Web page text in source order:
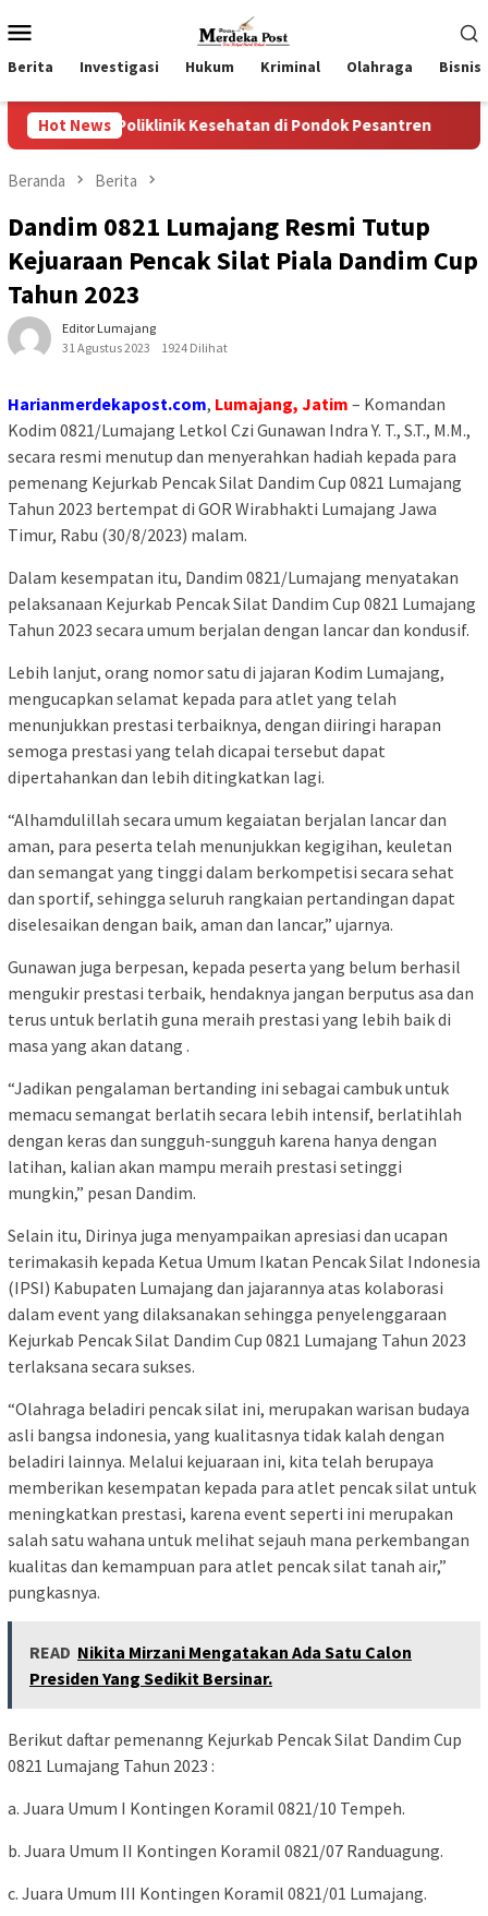
ke
kontenMobile
Berita Investigasi Hukum Kriminal Olahraga Bisnis
Hot News
Kesehatan di Pondok Pesantren Wakil Ketua II
Beranda Berita
Dandim 0821 Lumajang Resmi Tutup
Kejuaraan Pencak Silat Piala Dandim Cup
Tahun 2023
Editor Lumajang
31 Agustus 2023
1924 Dilihat
Harianmerdekapost.com, Lumajang, Jatim – Komandan
Kodim 0821/Lumajang Letkol Czi Gunawan Indra Y. T., S.T., M.M.,
secara resmi menutup dan menyerahkan hadiah kepada para
pemenang Kejurkab Pencak Silat Dandim Cup 0821 Lumajang
Tahun 2023 bertempat di GOR Wirabhakti Lumajang Jawa
Timur, Rabu (30/8/2023) malam.
Dalam kesempatan itu, Dandim 0821/Lumajang menyatakan
pelaksanaan Kejurkab Pencak Silat Dandim Cup 0821 Lumajang
Tahun 2023 secara umum berjalan dengan lancar dan kondusif.
Lebih lanjut, orang nomor satu di jajaran Kodim Lumajang,
mengucapkan selamat kepada para atlet yang telah
menunjukkan prestasi terbaiknya, dengan diiringi harapan
semoga prestasi yang telah dicapai tersebut dapat
dipertahankan dan lebih ditingkatkan lagi.
“Alhamdulillah secara umum kegaiatan berjalan lancar dan
aman, para peserta telah menunjukkan kegigihan, keuletan
dan semangat yang tinggi dalam berkompetisi secara sehat
dan sportif, sehingga seluruh rangkaian pertandingan dapat
diselesaikan dengan baik, aman dan lancar,” ujarnya.
Gunawan juga berpesan, kepada peserta yang belum berhasil
mengukir prestasi terbaik, hendaknya jangan berputus asa dan
terus untuk berlatih guna meraih prestasi yang lebih baik di
masa yang akan datang .
“Jadikan pengalaman bertanding ini sebagai cambuk untuk
memacu semangat berlatih secara lebih intensif, berlatihlah
dengan keras dan sungguh-sungguh karena hanya dengan
latihan, kalian akan mampu meraih prestasi setinggi
mungkin,” pesan Dandim.
Selain itu, Dirinya juga menyampaikan apresiasi dan ucapan
terimakasih kepada Ketua Umum Ikatan Pencak Silat Indonesia
(IPSI) Kabupaten Lumajang dan jajarannya atas kolaborasi
dalam event yang dilaksanakan sehingga penyelenggaraan
Kejurkab Pencak Silat Dandim Cup 0821 Lumajang Tahun 2023
terlaksana secara sukses.
“Olahraga beladiri pencak silat ini, merupakan warisan budaya
asli bangsa indonesia, yang kualitasnya tidak kalah dengan
beladiri lainnya. Melalui kejuaraan ini, kita telah berupaya
memberikan kesempatan kepada para atlet pencak silat untuk
meningkatkan prestasi, karena event seperti ini merupakan
salah satu wahana untuk melihat sejauh mana perkembangan
kualitas dan kemampuan para atlet pencak silat tanah air,”
pungkasnya.
READ Nikita Mirzani Mengatakan Ada Satu Calon
Presiden Yang Sedikit Bersinar.
Berikut daftar pemenanng Kejurkab Pencak Silat Dandim Cup
0821 Lumajang Tahun 2023 :
a. Juara Umum I Kontingen Koramil 0821/10 Tempeh.
b. Juara Umum II Kontingen Koramil 0821/07 Randuagung.
c. Juara Umum III Kontingen Koramil 0821/01 Lumajang.